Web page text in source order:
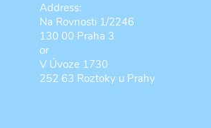
Address:
Na Rovnosti 1/2246
130 00 Praha 3
or
V Úvoze 1730
252 63 Roztoky u Prahy